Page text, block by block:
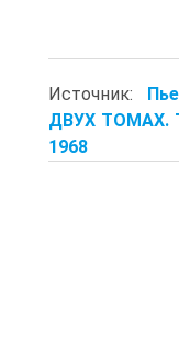
Источник:
ДВУХ ТОМАХ.
1968